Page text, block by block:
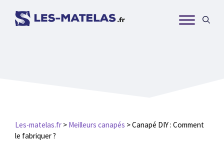
Les-matelas.fr > Meilleurs canapés >Canapé DIY : Comment
le fabriquer ?